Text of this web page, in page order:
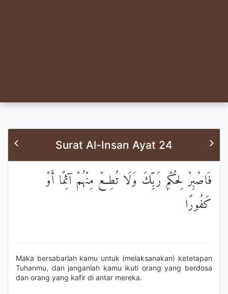
Surat Al-Insan Ayat 24
فَاصْبِرْ لِحُكْمِ رَبِّكَ وَلَا تُطِعْ مِنْهُمْ آثِمًا أَوْ
كَفُورًا
Maka bersabarlah kamu untuk (melaksanakan) ketetapan
Tuhanmu, dan janganlah kamu ikuti orang yang berdosa
dan orang yang kafir di antar mereka.